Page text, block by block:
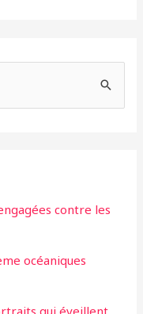
contre les
océaniques
qui éveillent